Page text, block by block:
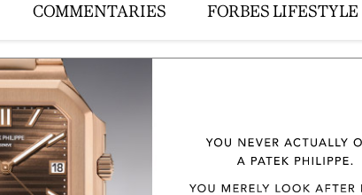
COMMENTARIES FORBES LIFESTYLE